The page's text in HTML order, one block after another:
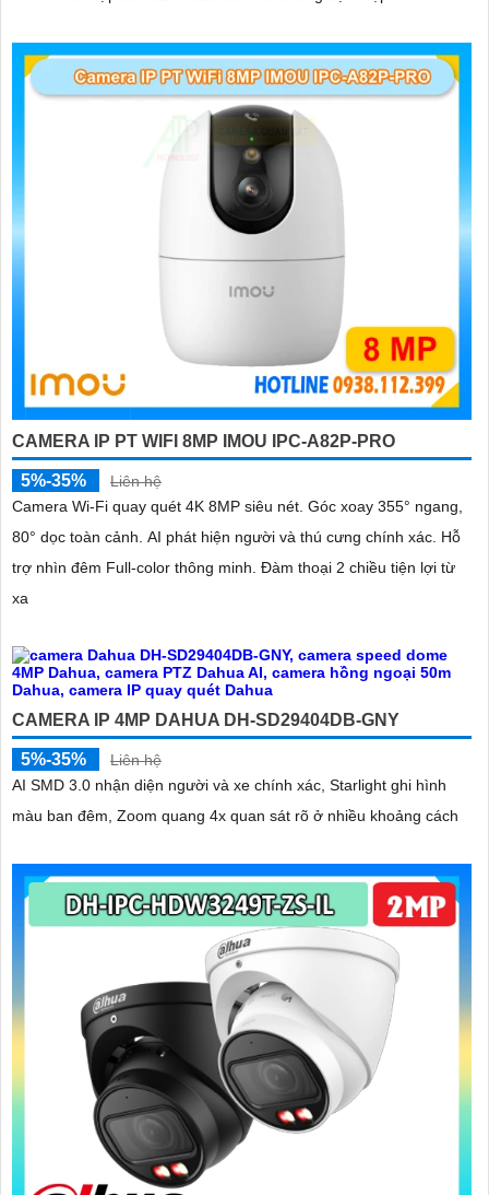
CAMERA IP PT WIFI 8MP IMOU IPC-A82P-PRO
5%-35%
Liên hệ
Camera Wi-Fi quay quét 4K 8MP siêu nét. Góc xoay 355° ngang,
80° dọc toàn cảnh. AI phát hiện người và thú cưng chính xác. Hỗ
trợ nhìn đêm Full-color thông minh. Đàm thoại 2 chiều tiện lợi từ
xa
CAMERA IP 4MP DAHUA DH-SD29404DB-GNY
5%-35%
Liên hệ
AI SMD 3.0 nhận diện người và xe chính xác, Starlight ghi hình
màu ban đêm, Zoom quang 4x quan sát rõ ở nhiều khoảng cách